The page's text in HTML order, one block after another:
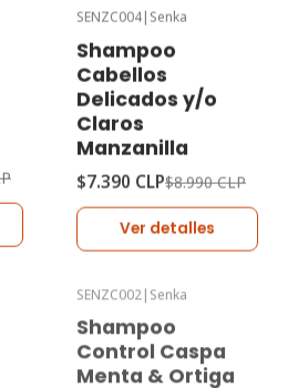
-18%Oferta
Agotado
SENZC004 | Senka
Shampoo
Cabellos
Delicados y/o
Claros
Manzanilla
$7.390 CLP$8.990 CLP
Ver detalles
Shampoo
Control Caspa
Menta & Ortiga
100 gr